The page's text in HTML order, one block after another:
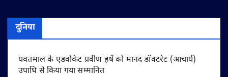
दुनिया
यवतमाल के एडवोकेट प्रवीण हर्षे को मानद डॉक्टरेट (आचार्य)
उपाधि से किया गया सम्मानित